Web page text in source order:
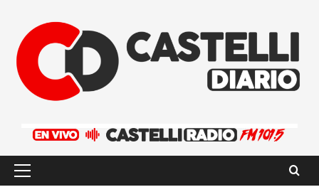
contenido
Menú